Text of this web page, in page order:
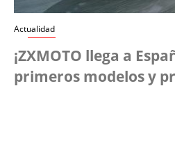
Actualidad
¡ZXMOTO llega a
primeros modelos y